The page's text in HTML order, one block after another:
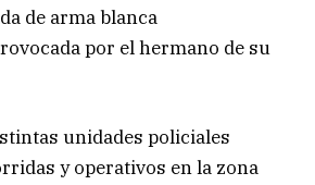
de arma blanca
por el hermano de su
unidades policiales
y operativos en la zona